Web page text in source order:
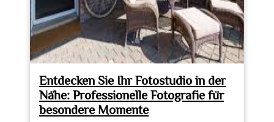
Entdecken Sie Ihr Fotostudio in der
Nähe: Professionelle Fotografie für
besondere Momente